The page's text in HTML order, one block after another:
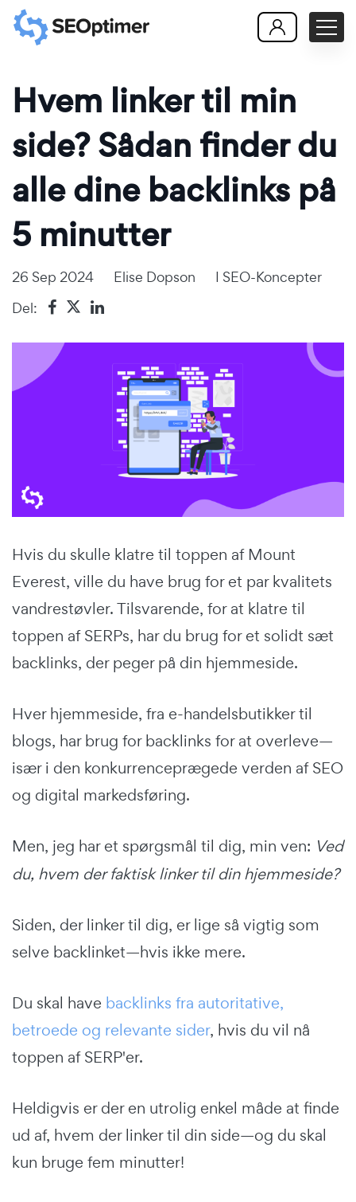
Hvem linker til min
side? Sådan finder du
alle dine backlinks på
5 minutter
26 Sep 2024 Elise Dopson I SEO-Koncepter
Del:
Hvis du skulle klatre til toppen af Mount
Everest, ville du have brug for et par kvalitets
vandrestøvler. Tilsvarende, for at klatre til
toppen af SERPs, har du brug for et solidt sæt
backlinks, der peger på din hjemmeside.
Hver hjemmeside, fra e-handelsbutikker til
blogs, har brug for backlinks for at overleve—
især i den konkurrenceprægede verden af SEO
og digital markedsføring.
Men, jeg har et spørgsmål til dig, min ven: Ved
du, hvem der faktisk linker til din hjemmeside?
Siden, der linker til dig, er lige så vigtig som
selve backlinket—hvis ikke mere.
Du skal have backlinks fra autoritative,
betroede og relevante sider, hvis du vil nå
toppen af SERP'er.
Heldigvis er der en utrolig enkel måde at finde
ud af, hvem der linker til din side—og du skal
kun bruge fem minutter!